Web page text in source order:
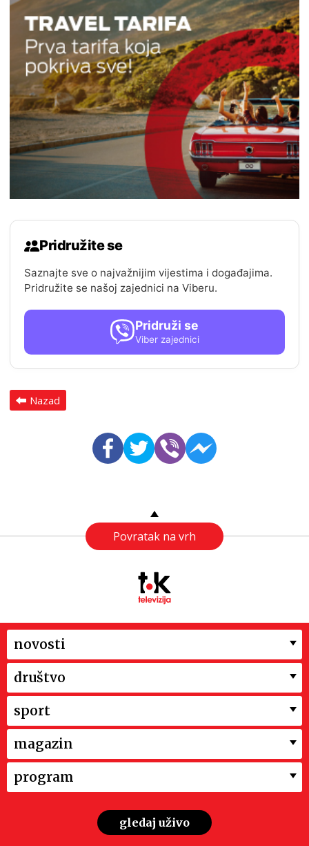
Pridružite se
Saznajte sve o najvažnijim vijestima i događajima.
Pridružite se našoj zajednici na Viberu.
Pridruži se
Viber zajednici
Nazad
Povratak na vrh
novosti
društvo
sport
magazin
program
gledaj uživo